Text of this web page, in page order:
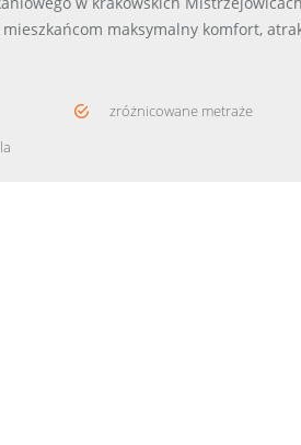
maksymalny komfort,
zróżnicowane metraże